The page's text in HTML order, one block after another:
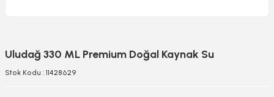
Uludağ 330 ML Premium Doğal Kaynak Su
Stok Kodu : 11428629